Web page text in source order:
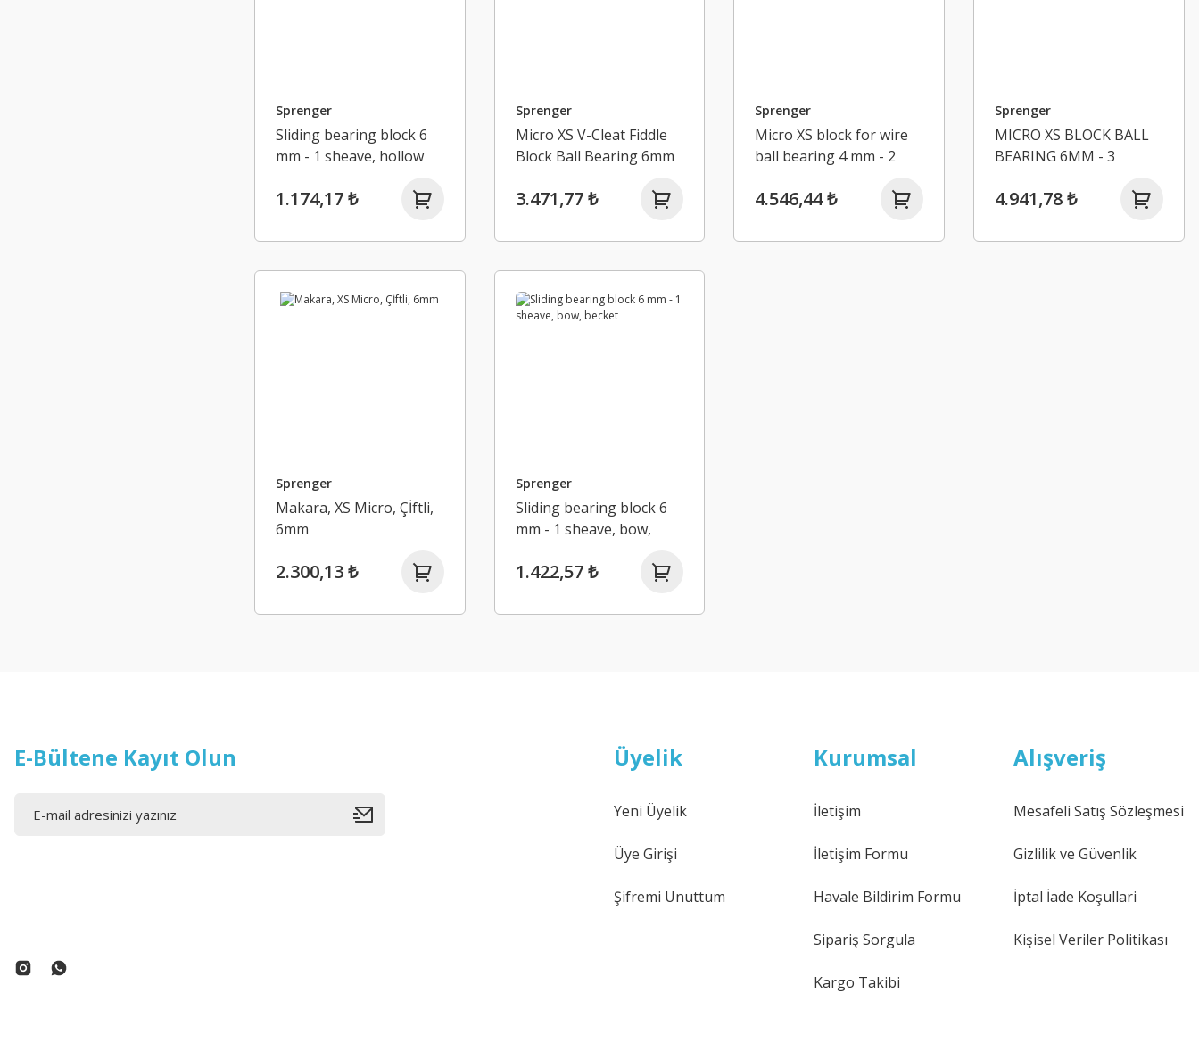
Sprenger
Sliding bearing block 6
mm - 1 sheave, hollow
1.174,17 ₺
Sprenger
Micro XS V-Cleat Fiddle
Block Ball Bearing 6mm
3.471,77 ₺
Sprenger
Micro XS block for wire
ball bearing 4 mm - 2
4.546,44 ₺
Sprenger
MICRO XS BLOCK BALL
BEARING 6MM - 3
4.941,78 ₺
Sprenger
Makara, XS Micro, Çİftli,
6mm
2.300,13 ₺
Sprenger
Sliding bearing block 6
mm - 1 sheave, bow,
1.422,57 ₺
E-Bültene Kayıt Olun Üyelik
Yeni Üyelik
Üye Girişi
Şifremi Unuttum
Kurumsal
İletişim
İletişim Formu
Havale Bildirim Formu
Sipariş Sorgula
Kargo Takibi
Alışveriş
Mesafeli Satış Sözleşmesi
Gizlilik ve Güvenlik
İptal İade Koşullari
Kişisel Veriler Politikası